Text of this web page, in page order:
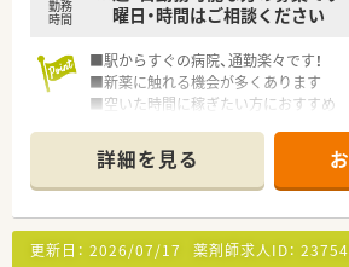
勤務
時間
曜日・時間はご相談ください
■駅からすぐの病院、通勤楽々です！
■新薬に触れる機会が多くあります
■空いた時間に稼ぎたい方におすすめ
詳細を見る
更新日： 2026/07/17 薬剤師求人ID：